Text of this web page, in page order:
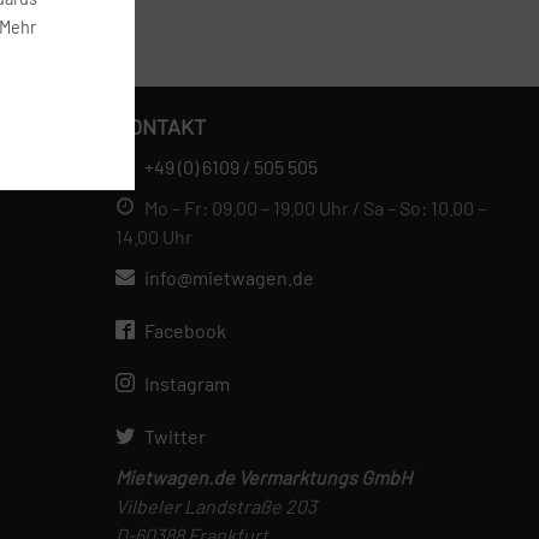
KONTAKT
+49 (0) 6109 / 505 505
Mo – Fr: 09.00 – 19.00 Uhr / Sa – So: 10.00 –
14.00 Uhr
info@mietwagen.de
Facebook
Instagram
Twitter
Mietwagen.de Vermarktungs GmbH
Vilbeler Landstraße 203